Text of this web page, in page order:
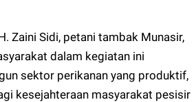
Zaini Sidi, petani tambak Munasir,
dalam kegiatan ini
sektor perikanan yang produktif,
kesejahteraan masyarakat pesisir